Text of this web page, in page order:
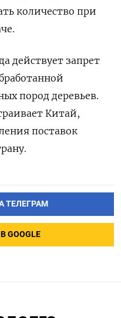
количество при
действует запрет
пород деревьев.
Китай,
поставок
ТЕЛЕГРАМ